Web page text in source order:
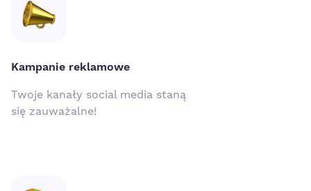
Kampanie reklamowe
Twoje kanały social media staną
się zauważalne!